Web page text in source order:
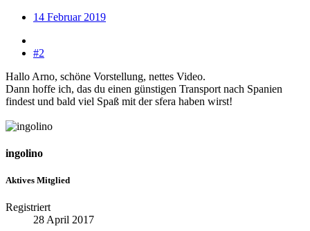
14 Februar 2019
#2
Hallo Arno, schöne Vorstellung, nettes Video.
Dann hoffe ich, das du einen günstigen Transport nach Spanien
findest und bald viel Spaß mit der sfera haben wirst!
ingolino
Aktives Mitglied
Registriert
28 April 2017